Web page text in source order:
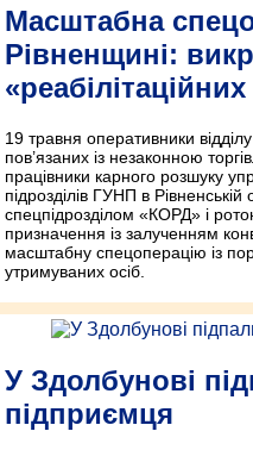
Масштабна
Рівненщині:
19 травня оперативники
пов’язаних із незаконною
працівники карного розшуку
підрозділів ГУНП в Рівненській
спецпідрозділом «КОРД» і
призначення із залученням
масштабну спецоперацію із
утримуваних осіб.
У Здолбунові
підприємця